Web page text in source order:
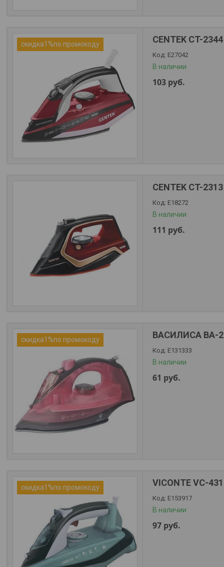
скидка1%по промокоду CENTEK CT-
Е27042
В наличии
103 руб.
CENTEK CT-
Е18272
В наличии
111 руб.
скидка1%по промокоду ВАСИЛИСА ВА-
Е131333
В наличии
61 руб.
скидка1%по промокоду VICONTE VC-
Е153917
В наличии
97 руб.